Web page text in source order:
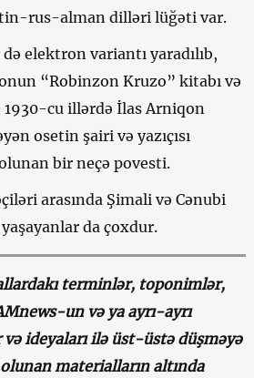
rus-alman dilləri lüğəti var.
elektron variantı yaradılıb,
“Robinzon Kruzo” kitabı və
cu illərdə İlas Arniqon
osetin şairi və yazıçısı
bir neçə povesti.
arasında Şimali və Cənubi
da çoxdur.
terminlər, toponimlər,
un və ya ayrı-ayrı
ideyaları ilə üst-üstə düşməyə
materialların altında